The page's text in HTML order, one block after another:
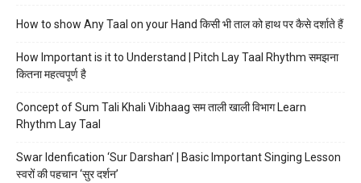
How to show Any Taal on your Hand किसी भी ताल को हाथ पर कैसे दर्शाते हैं
How Important is it to Understand | Pitch Lay Taal Rhythm समझना
कितना महत्वपूर्ण है
Concept of Sum Tali Khali Vibhaag सम ताली खाली विभाग Learn
Rhythm Lay Taal
Swar Idenfication ‘Sur Darshan’ | Basic Important Singing Lesson
स्वरों की पहचान ‘सुर दर्शन’